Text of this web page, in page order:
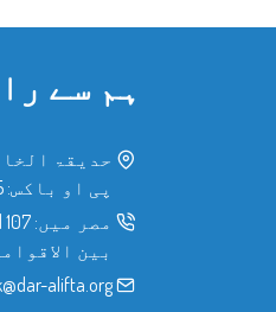
ہم سے
حدیقۃ
پی او باکس: 11675
مصر میں: 107
بین
alifta.org